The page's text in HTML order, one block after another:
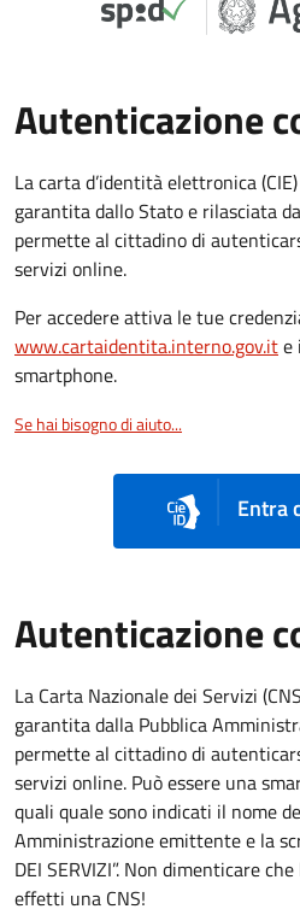
Autenticazione
La carta d’identità elettronica
garantita dallo Stato e rilasciata
permette al cittadino di
servizi online.
Per accedere attiva le tue
www.cartaidentita.interno.gov.ite
smartphone.
Se hai bisogno di aiuto...
Entra
Autenticazione
La Carta Nazionale dei Servizi
garantita dalla Pubblica
permette al cittadino di
servizi online. Può essere una
quali quale sono indicati il nome
Amministrazione emittente e la
DEI SERVIZI”. Non dimenticare
effetti una CNS!